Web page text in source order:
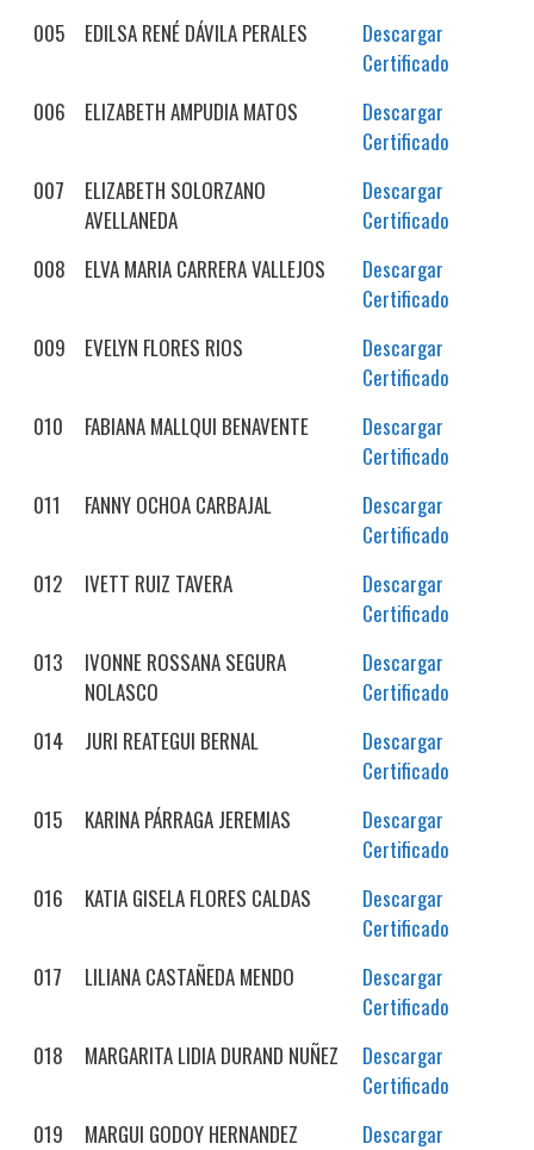
005
EDILSA RENÉ DÁVILA PERALES
Descargar
Certificado
006
ELIZABETH AMPUDIA MATOS
Descargar
Certificado
007
ELIZABETH SOLORZANO
AVELLANEDA
Descargar
Certificado
008
ELVA MARIA CARRERA VALLEJOS
Descargar
Certificado
009
EVELYN FLORES RIOS
Descargar
Certificado
010
FABIANA MALLQUI BENAVENTE
Descargar
Certificado
011
FANNY OCHOA CARBAJAL
Descargar
Certificado
012
IVETT RUIZ TAVERA
Descargar
Certificado
013
IVONNE ROSSANA SEGURA
NOLASCO
Descargar
Certificado
014
JURI REATEGUI BERNAL
Descargar
Certificado
015
KARINA PÁRRAGA JEREMIAS
Descargar
Certificado
016
KATIA GISELA FLORES CALDAS
Descargar
Certificado
017
LILIANA CASTAÑEDA MENDO
Descargar
Certificado
018
MARGARITA LIDIA DURAND NUÑEZ
Descargar
Certificado
019
MARGUI GODOY HERNANDEZ
Descargar